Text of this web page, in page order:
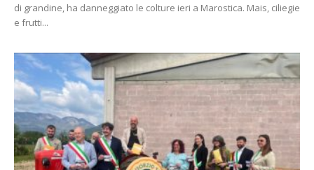
di grandine, ha danneggiato le colture ieri a Marostica. Mais, ciliegie
e frutti...